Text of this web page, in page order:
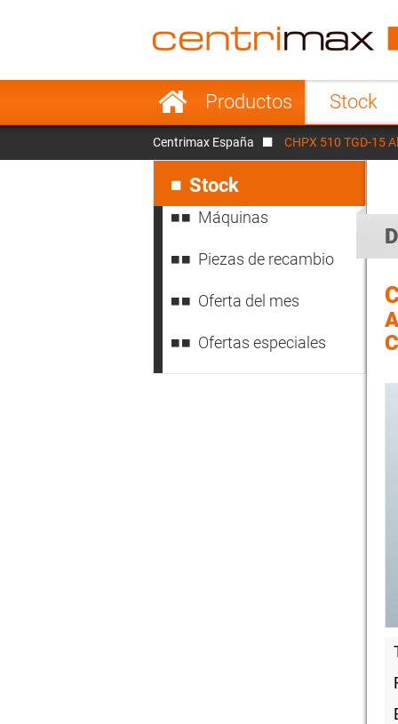
Saltar
navegaciónProductos Stock
France Italy
Sweden
Denmark
Centrimax España
CHPX 510 TGD-15
navegación
Stock
Máquinas
Piezas de recambio
Oferta del mes
Ofertas especiales